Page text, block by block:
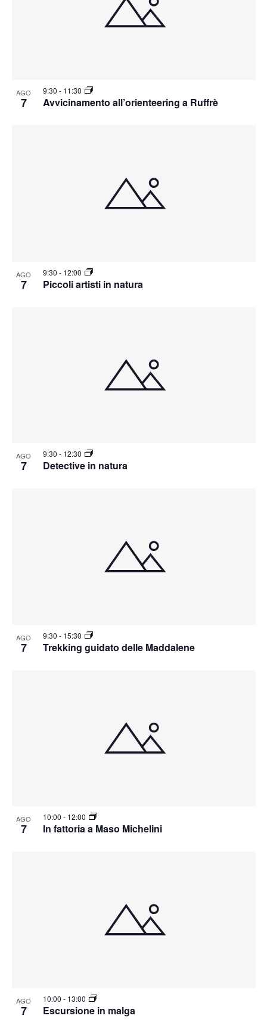
AGO
7 Avvicinamento all’orienteering a Ruffrè
9:30 - 11:30
AGO
7 Piccoli artisti in natura
9:30 - 12:00
AGO
7 Detective in natura
9:30 - 12:30
AGO
7 Trekking guidato delle Maddalene
9:30 - 15:30
AGO
7 In fattoria a Maso Michelini
10:00 - 12:00
AGO
7 Escursione in malga
10:00 - 13:00